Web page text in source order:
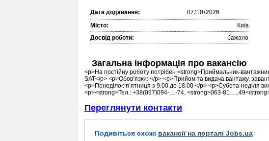
Дата додавання:
Місто:
Київ
Досвід роботи:
бажано
Загальна інформація про вакансію
<p>На постійну роботу потрібен <strong>Приймальник-
SAT</p> <p>Обов’язки: </p> <p>Прийом та видача вантажу,
<p>Понеділок-п’ятниця з 9.00 до 18.00 </p> <p>Субота-неділя
<p><strong>Тел.: +38(097)094-…-74, <strong>063-81…..49</
Переглянути контакти
Подивіться схожі вакансії на порталі Jobs.ua